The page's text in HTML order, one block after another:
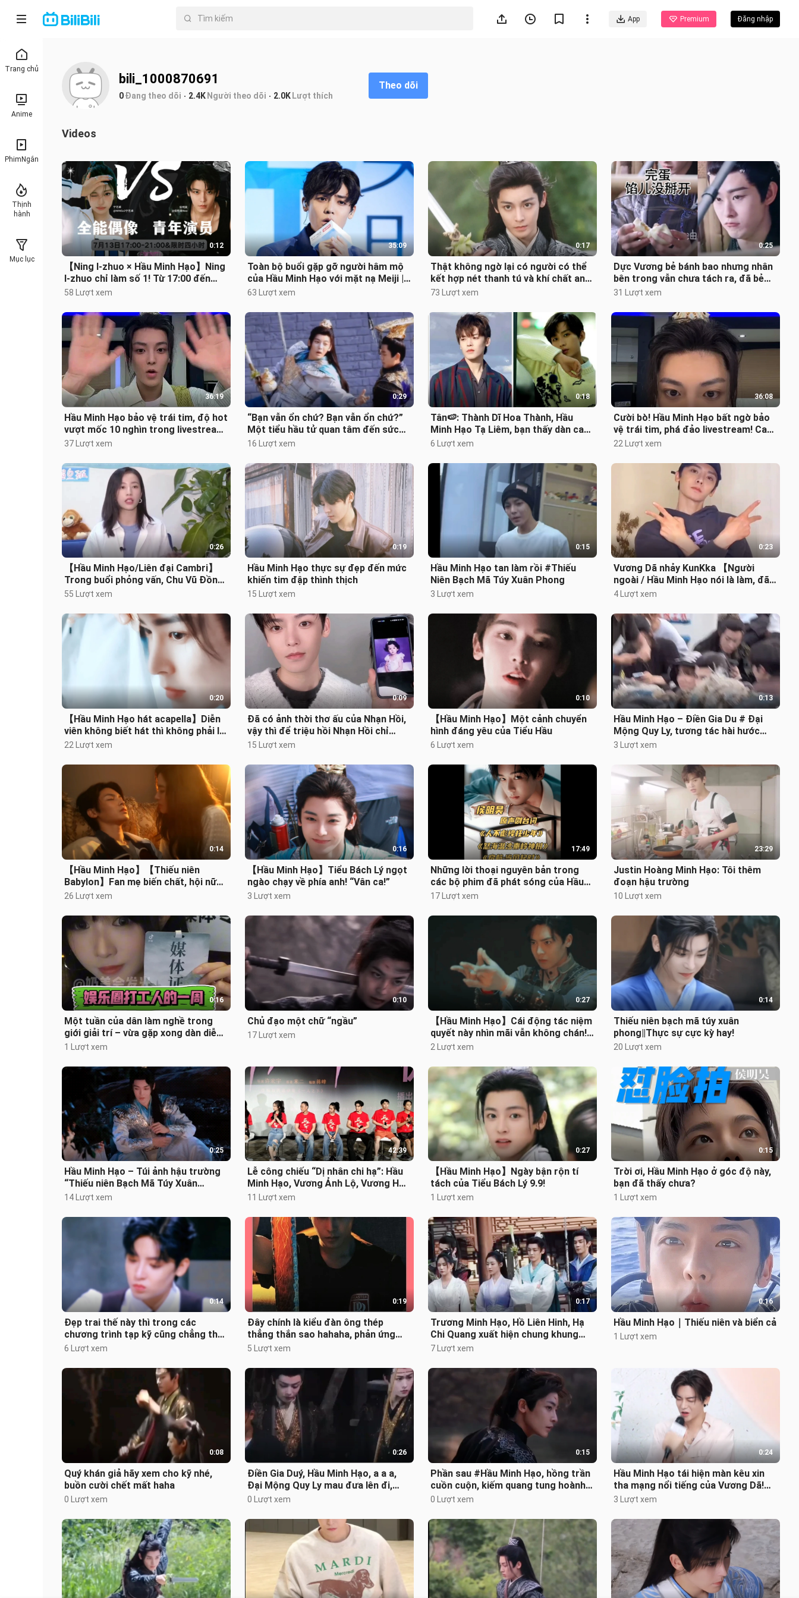
App Premium Đăng nhập
Trang chủ
Anime
PhimNgắn
Thịnh
hành
Mục lục
bili_1000870691
0Đang theo dõi 2.4KNgười theo dõi 2.0KLượt thích
Theo dõi
Videos
0:12
【Ning I‑zhuo × Hầu Minh Hạo】Ning
I‑zhuo chỉ làm số 1! Từ 17:00 đến
21:00 ngày 13 tháng 7, nhiệm vụ m
58 Lượt xem
35:09
Toàn bộ buổi gặp gỡ người hâm mộ
của Hầu Minh Hạo với mặt nạ Meiji |
Trực tiếp hát “Mặt Nạ”
63 Lượt xem
0:17
Thật không ngờ lại có người có thể
kết hợp nét thanh tú và khí chất anh
tuấn một cách hoàn mỹ đến vậ
73 Lượt xem
0:25
Dực Vương bẻ bánh bao nhưng nhân
bên trong vẫn chưa tách ra, đã bẻ
rồi mà lại chưa hoàn toàn tách rờ
31 Lượt xem
36:19
Hầu Minh Hạo bảo vệ trái tim, độ hot
vượt mốc 10 nghìn trong livestream
230601
37 Lượt xem
0:29
“Bạn vẫn ổn chứ? Bạn vẫn ổn chứ?”
Một tiểu hầu tử quan tâm đến sức
khỏe của bạn bè – Hầu Minh Hạo tr
16 Lượt xem
0:18
Tân🍉: Thành Dĩ Hoa Thành, Hầu
Minh Hạo Tạ Liêm, bạn thấy dàn cast
của phiên bản “Thiên Quan Tứ Phúc”
6 Lượt xem
36:08
Cười bò! Hầu Minh Hạo bất ngờ bảo
vệ trái tim, phá đảo livestream! Ca
hát, ảo thuật đủ cả!
22 Lượt xem
0:26
【Hầu Minh Hạo/Liên đại Cambri】
Trong buổi phỏng vấn, Chu Vũ Đồng
đã nhắc đến Hầu Minh Hạo
55 Lượt xem
0:19
Hầu Minh Hạo thực sự đẹp đến mức
khiến tim đập thình thịch
15 Lượt xem
0:15
Hầu Minh Hạo tan làm rồi #Thiếu
Niên Bạch Mã Túy Xuân Phong
3 Lượt xem
0:23
Vương Dã nhảy KunKka 【Người
ngoài / Hầu Minh Hạo nói là làm, đã
vượt mốc 10 nghìn phần quà / Cảm
4 Lượt xem
0:20
【Hầu Minh Hạo hát acapella】Diễn
viên không biết hát thì không phải là
diễn viên giỏi
22 Lượt xem
0:09
Đã có ảnh thời thơ ấu của Nhạn Hồi,
vậy thì để triệu hồi Nhạn Hồi chỉ
cần…. một Thiên Diệu!
15 Lượt xem
0:10
【Hầu Minh Hạo】Một cảnh chuyển
hình đáng yêu của Tiểu Hầu
6 Lượt xem
0:13
Hầu Minh Hạo – Điền Gia Du # Đại
Mộng Quy Ly, tương tác hài hước
quá chừng
3 Lượt xem
0:14
【Hầu Minh Hạo】【Thiếu niên
Babylon】Fan mẹ biến chất, hội nữ
hâm mộ mơ mộng lên sóng (•͈˽•͈) Hầu
26 Lượt xem
0:16
【Hầu Minh Hạo】Tiểu Bách Lý ngọt
ngào chạy về phía anh! “Vân ca!”
3 Lượt xem
17:49
Những lời thoại nguyên bản trong
các bộ phim đã phát sóng của Hầu
Minh Hạo
17 Lượt xem
23:29
Justin Hoàng Minh Hạo: Tôi thêm
đoạn hậu trường
10 Lượt xem
0:16
Một tuần của dân làm nghề trong
giới giải trí – vừa gặp xong dàn diễn
viên chính “Trường Tương Tư” l
1 Lượt xem
0:10
Chủ đạo một chữ “ngầu”
17 Lượt xem
0:27
【Hầu Minh Hạo】Cái động tác niệm
quyết này nhìn mãi vẫn không chán!
Giang Sách đẹp trai quá~
2 Lượt xem
0:14
Thiếu niên bạch mã túy xuân
phong‖Thực sự cực kỳ hay!
20 Lượt xem
0:25
Hầu Minh Hạo – Túi ảnh hậu trường
“Thiếu niên Bạch Mã Túy Xuân
Phong”
14 Lượt xem
42:39
Lễ công chiếu “Dị nhân chi hạ”: Hầu
Minh Hạo, Vương Ảnh Lộ, Vương Học
Kỳ, Khương Bội Dao, Đại Tư cùn
11 Lượt xem
0:27
【Hầu Minh Hạo】Ngày bận rộn tí
tách của Tiểu Bách Lý 9.9!
1 Lượt xem
0:15
Trời ơi, Hầu Minh Hạo ở góc độ này,
bạn đã thấy chưa?
1 Lượt xem
0:14
Đẹp trai thế này thì trong các
chương trình tạp kỹ cũng chẳng thể
nào bị bỏ qua được!
6 Lượt xem
0:19
Đây chính là kiểu đàn ông thép
thẳng thắn sao hahaha, phản ứng
này hợp lý đến mức nghi ngờ cậu ấy
5 Lượt xem
0:17
Trương Minh Hạo, Hồ Liên Hinh, Hạ
Chi Quang xuất hiện chung khung
hình trong loạt ảnh rò rỉ của “Thi
7 Lượt xem
0:16
Hầu Minh Hạo｜Thiếu niên và biển cả
1 Lượt xem
0:08
Quý khán giả hãy xem cho kỹ nhé,
buồn cười chết mất haha
0 Lượt xem
0:26
Điền Gia Duý, Hầu Minh Hạo, a a a,
Đại Mộng Quy Ly mau đưa lên đi,
hahaha
0 Lượt xem
0:15
Phần sau #Hầu Minh Hạo, hồng trần
cuồn cuộn, kiếm quang tung hoành,
ngắm chàng thiếu niên một thân h
0 Lượt xem
0:24
Hầu Minh Hạo tái hiện màn kêu xin
tha mạng nổi tiếng của Vương Dã!
Đáng yêu quá đi thôi～ Tiểu Chai d
3 Lượt xem